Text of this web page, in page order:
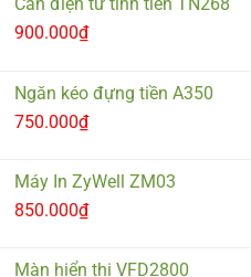
Cân điện tử tính tiền TN268
900.000₫
Ngăn kéo đựng tiền A350
750.000₫
Máy In ZyWell ZM03
850.000₫
Màn hiển thị VFD2800